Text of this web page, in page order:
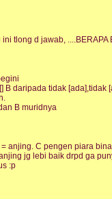
tlong d jawab, ....BERAPA
B daripada tidak [ada],tidak
B muridnya
anjing. C pengen piara
jg lebi baik drpd ga
:p